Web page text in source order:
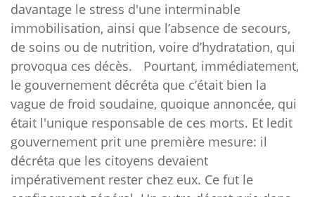
davantage le stress d'une interminable
immobilisation, ainsi que l’absence de secours,
de soins ou de nutrition, voire d’hydratation, qui
provoqua ces décès. Pourtant, immédiatement,
le gouvernement décréta que c’était bien la
vague de froid soudaine, quoique annoncée, qui
était l'unique responsable de ces morts. Et ledit
gouvernement prit une première mesure: il
décréta que les citoyens devaient
impérativement rester chez eux. Ce fut le